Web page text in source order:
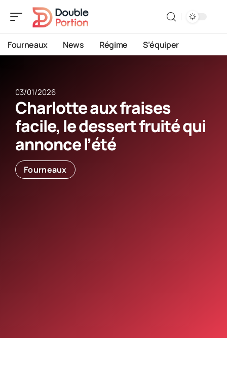
Fourneaux News Régime S’équiper
03/01/2026
Charlotte aux fraises
facile, le dessert fruité qui
annonce l’été
Fourneaux